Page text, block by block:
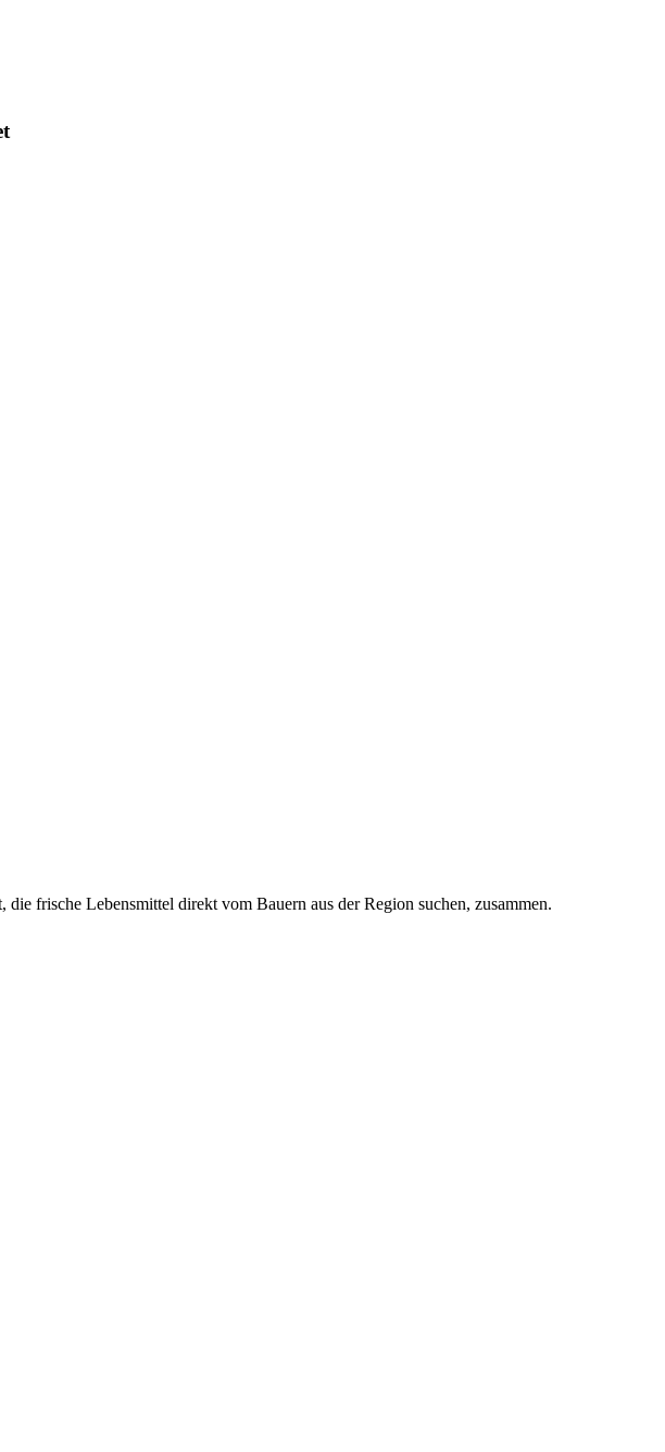
frische Lebensmittel direkt vom Bauern aus der Region suchen, zusammen.